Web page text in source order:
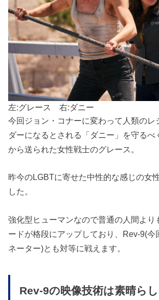
左:グレース 右:ダニー
今回ジョン・コナーに変わって人類のレ
ダーになるとされる「ダニー」を守るべ
から送られた女性戦士のグレース。
昨今のLGBTに寄せた中性的な感じの女
した。
強化型ヒューマンなので普通の人間より
ードが格段にアップしており、Rev-9(今
ネーター)とも対等に戦えます。
Rev-9の映像技術は素晴ら